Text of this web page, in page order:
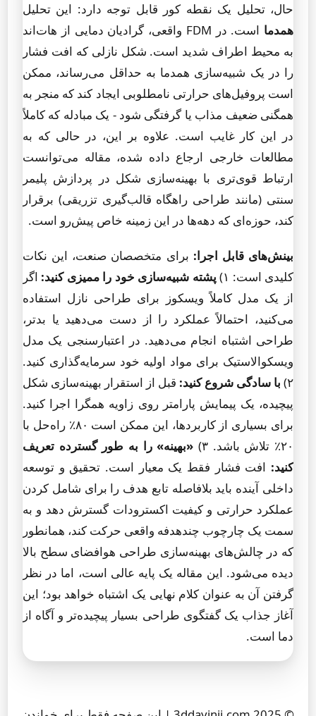
حال، تحلیل یک نقطه کور قابل توجه دارد: این تحلیل
همدما
است. در FDM واقعی، گرادیان دمایی از هات‌اند
به محیط اطراف شدید است. شکل نازلی که افت فشار
را در یک شبیه‌سازی همدما به حداقل می‌رساند، ممکن
است پروفیل‌های حرارتی نامطلوبی ایجاد کند که منجر به
همگنی ضعیف مذاب یا گرفتگی شود - یک مبادله که کاملاً
در این کار غایب است. علاوه بر این، در حالی که به
مطالعات خارجی ارجاع داده شده، مقاله می‌توانست
ارتباط قوی‌تری با بهینه‌سازی شکل در پردازش پلیمر
سنتی (مانند طراحی راهگاه قالب‌گیری تزریقی) برقرار
کند، حوزه‌ای که دهه‌ها در این زمینه خاص پیش‌رو است.
بینش‌های قابل اجرا: برای متخصصان صنعت، این نکات
کلیدی است: ۱)
پشته شبیه‌سازی خود را ممیزی کنید: اگر
از یک مدل کاملاً ویسکوز برای طراحی نازل استفاده
می‌کنید، احتمالاً عملکرد را از دست می‌دهید یا بدتر،
طراحی اشتباه انجام می‌دهید. در اعتبارسنجی یک مدل
ویسکوالاستیک برای مواد اولیه خود سرمایه‌گذاری کنید.
۲) با سادگی شروع کنید: قبل از استقرار بهینه‌سازی شکل
پیچیده، یک پیمایش پارامتر روی زاویه همگرا اجرا کنید.
برای بسیاری از کاربردها، این ممکن است ۸۰٪ راه‌حل با
۲۰٪ تلاش باشد. ۳)
«بهینه» را به طور گسترده تعریف
کنید: افت فشار فقط یک معیار است. تحقیق و توسعه
داخلی آینده باید بلافاصله تابع هدف را برای شامل کردن
عملکرد حرارتی و کیفیت اکسترودات گسترش دهد و به
سمت یک چارچوب چندهدفه واقعی حرکت کند، همانطور
که در چالش‌های بهینه‌سازی طراحی هوافضای سطح بالا
دیده می‌شود. این مقاله یک پایه عالی است، اما در نظر
گرفتن آن به عنوان کلام نهایی یک اشتباه خواهد بود؛ این
آغاز جذاب یک گفتگوی طراحی بسیار پیچیده‌تر و آگاه از
دما است.